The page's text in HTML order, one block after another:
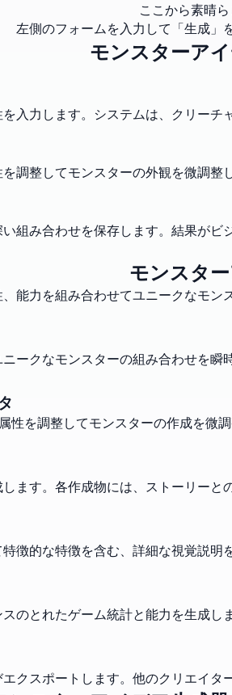
ここから素晴
左側のフォームを入力して「生成」
モンスターア
入力します。システムは、クリー
調整してモンスターの外観を微調整
組み合わせを保存します。結果が
モンスタ
能力を組み合わせてユニークなモ
ークなモンスターの組み合わせを
を調整してモンスターの作成を微
ます。各作成物には、ストーリーと
徴的な特徴を含む、詳細な視覚説明
のとれたゲーム統計と能力を生成し
クスポートします。他のクリエイ